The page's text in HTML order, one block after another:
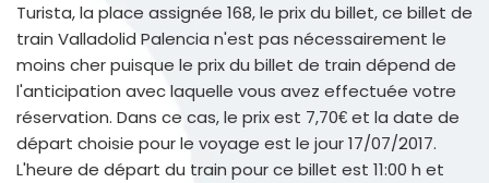
Turista, la place assignée 168, le prix du billet, ce billet de
train Valladolid Palencia n'est pas nécessairement le
moins cher puisque le prix du billet de train dépend de
l'anticipation avec laquelle vous avez effectuée votre
réservation. Dans ce cas, le prix est 7,70€ et la date de
départ choisie pour le voyage est le jour 17/07/2017.
L'heure de départ du train pour ce billet est 11:00 h et